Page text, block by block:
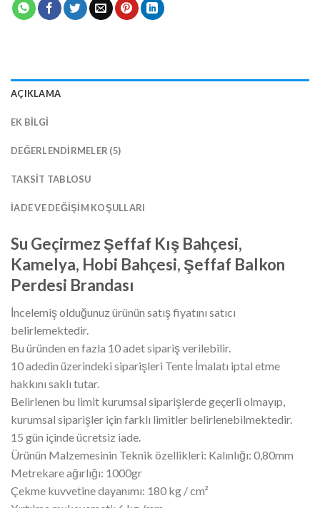
AÇIKLAMA
EK BILGI
DEĞERLENDIRMELER (5)
TAKSIT TABLOSU
İADE VE DEĞIŞIM KOŞULLARI
Su Geçirmez Şeffaf Kış Bahçesi,
Kamelya, Hobi Bahçesi, Şeffaf Balkon
Perdesi Brandası
İncelemiş olduğunuz ürünün satış fiyatını satıcı
belirlemektedir.
Bu üründen en fazla 10 adet sipariş verilebilir.
10 adedin üzerindeki siparişleri Tente İmalatı iptal etme
hakkını saklı tutar.
Belirlenen bu limit kurumsal siparişlerde geçerli olmayıp,
kurumsal siparişler için farklı limitler belirlenebilmektedir.
15 gün içinde ücretsiz iade.
Ürünün Malzemesinin Teknik özellikleri: Kalınlığı: 0,80mm
Metrekare ağırlığı: 1000gr
Çekme kuvvetine dayanımı: 180 kg / cm²